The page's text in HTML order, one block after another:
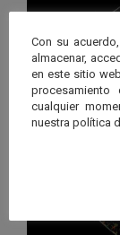
Con su
almacenar,
en este sitio
cualquier
nuestra política